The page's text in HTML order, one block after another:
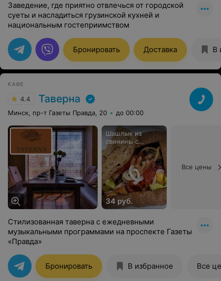
Заведение, где приятно отвлечься от городской
суеты и насладиться грузинской кухней и
национальным гостеприимством
Бронировать Доставка В
КАФЕ
4.4 Таверна
Минск, пр-т Газеты Правда, 20 до 00:00
Шашлык из
свинины с
овощами в
итальянской
чиабатте
34 руб.
Все цены
Стилизованная таверна с ежедневными
музыкальными программами на проспекте Газеты
«Правда»
Бронировать В избранное Все